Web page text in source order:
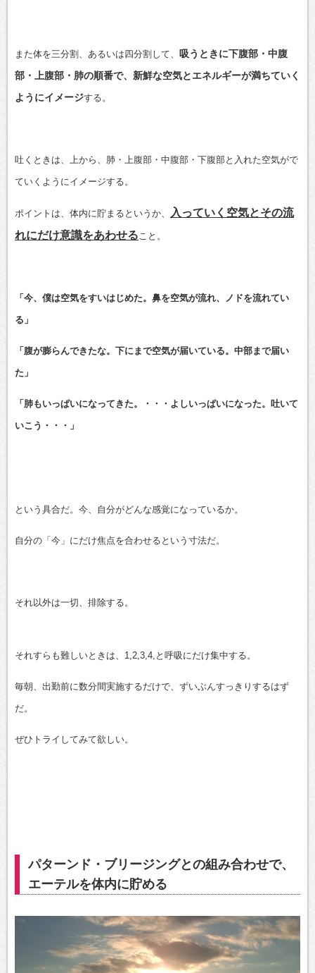
また体を三分割、あるいは四分割して、 吸うときに下腹部・中腹
部・上腹部・肺の順番で、新鮮な空気とエネルギーが満ちていく
ようにイメージする。
吐くときは、上から、肺・上腹部・中腹部・下腹部と入れた空気がで
ていくようにイメージする。
ポイントは、体内に貯まるというか、
入っていく空気とその流
れにだけ意識をあわせる こと。
「今、僕は空気をすいはじめた。鼻を空気が流れ、ノドを流れてい
る」
「腹が膨らんできたな。下にまで空気が届いている。中部まで届い
た」
「肺もいっぱいになってきた。・・・よしいっぱいになった。吐いて
いこう・・・」
という具合だ。今、自分がどんな感覚になっているか。
自分の「今」にだけ焦点を合わせるという寸法だ。
それ以外は一切、排除する。
それすらも難しいときは、1,2,3,4,と呼吸にだけ集中する。
毎朝、出勤前に数分間実施するだけで、ずいぶんすっきりするはず
だ。
ぜひトライしてみて欲しい。
パターンド・ブリージングとの組み合わせで、
エーテルを体内に貯める